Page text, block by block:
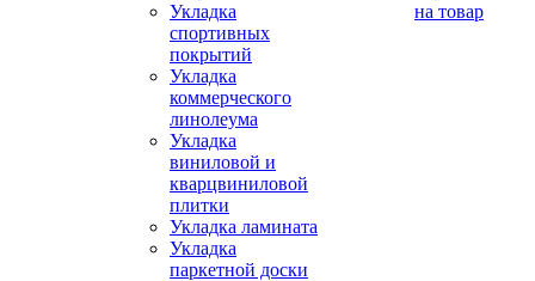
Укладка
спортивных
покрытий
Укладка
коммерческого
линолеума
Укладка
виниловой и
кварцвиниловой
плитки
Укладка ламината
Укладка
паркетной доски
на товар